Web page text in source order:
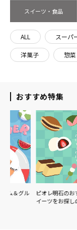
スイーツ・食品
ALL スーパ
洋菓子 惣菜
おすすめ特集
ピオレ明石のおすすめス
イーツをお探しの際は、